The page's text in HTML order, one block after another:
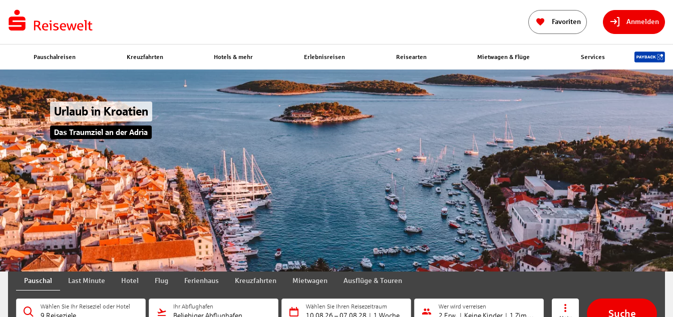
Favoriten Anmelden
Pauschalreisen Kreuzfahrten Hotels & mehr Erlebnisreisen Reisearten Mietwagen & Flüge Services
Urlaub in Kroatien
Das Traumziel an der Adria
Pauschal Last Minute Hotel Flug Ferienhaus Kreuzfahrten Mietwagen Ausflüge & Touren
Wählen Sie Ihr Reiseziel oder Hotel Ihr Abflughafen Wählen Sie Ihren Reisezeitraum Wer wird verreisen
Suche